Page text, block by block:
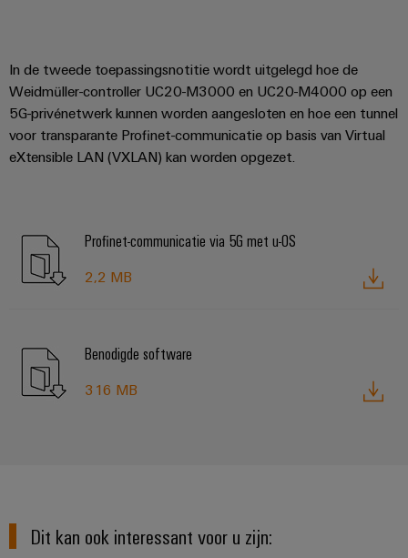
Weidmüller
Configurator
Digitale
engineering van
het volgende
niveau - intuïtief,
In de tweede toepassingsnotitie wordt uitgelegd hoe de
Weidmüller-controller UC20-M3000 en UC20-M4000 op een
5G-privénetwerk kunnen worden aangesloten en hoe een tunnel
voor transparante Profinet-communicatie op basis van Virtual
eXtensible LAN (VXLAN) kan worden opgezet.
Profinet-communicatie via 5G met u-OS
2,2 MB
Benodigde software
316 MB
Dit kan ook interessant voor u zijn: